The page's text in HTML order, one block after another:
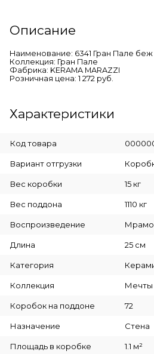
Описание
Наименование: 6341 Гран Пале беж
Коллекция: Гран Пале
Фабрика: KERAMA MARAZZI
Розничная цена: 1 272 руб.
Характеристики
Код товара
Вариант отгрузки
Вес коробки 15 кг
Вес поддона 1110 кг
Воспроизведение
Длина 25 см
Категория
Коллекция Мечты
Коробок на поддоне 72
Назначение Стена
Площадь в коробке 1.1 м²